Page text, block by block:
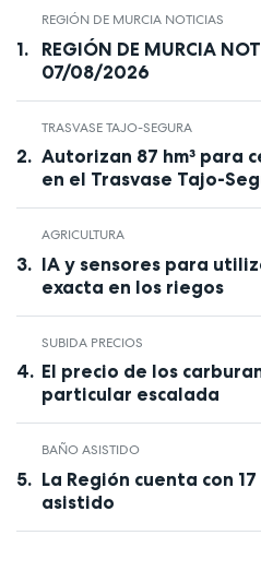
REGIÓN DE MURCIA NOTICIAS
REGIÓN DE MURCIA
07/08/2026
TRASVASE TAJO-SEGURA
Autorizan 87 hm³ para
en el Trasvase Tajo-
AGRICULTURA
IA y sensores para
exacta en los riegos
SUBIDA PRECIOS
El precio de los
particular escalada
BAÑO ASISTIDO
La Región cuenta con
asistido